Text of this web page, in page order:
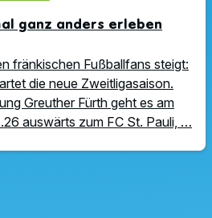
ganz anders erleben
fränkischen Fußballfans steigt:
die neue Zweitligasaison.
Greuther Fürth geht es am
auswärts zum FC St. Pauli, …